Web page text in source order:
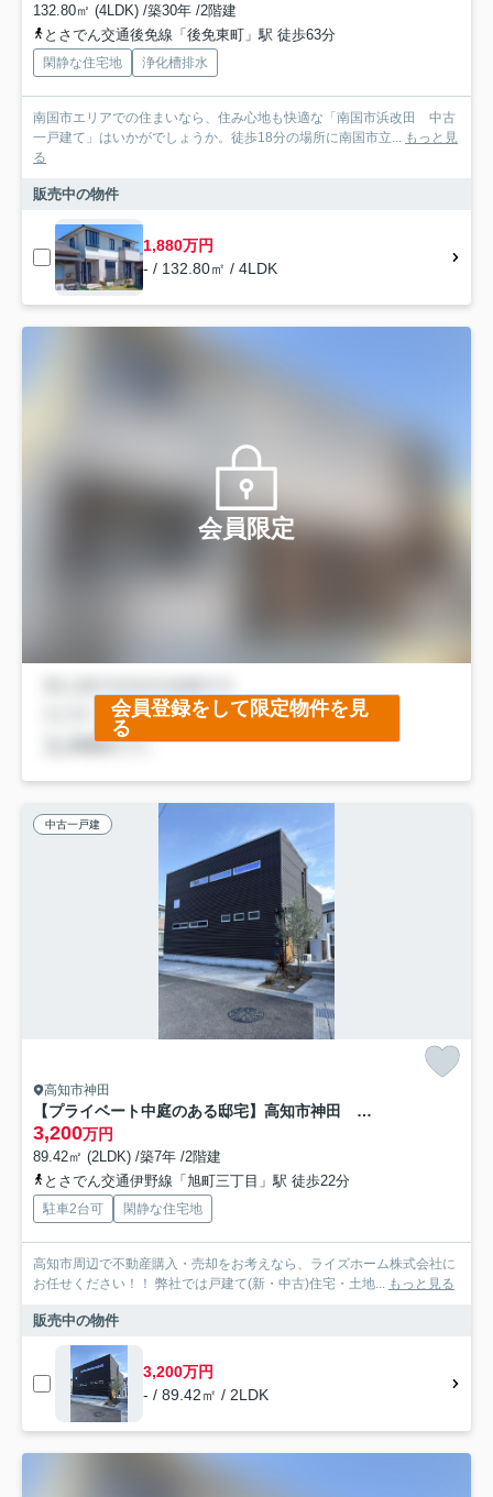
132.80㎡ (4LDK) /築30年 /2階建
とさでん交通後免線「後免東町」駅 徒歩63分
閑静な住宅地 浄化槽排水
南国市エリアでの住まいなら、住み心地も快適な「南国市浜改田 中古
一戸建て」はいかがでしょうか。徒歩18分の場所に南国市立... もっと見
る
販売中の物件
1,880万円
- / 132.80㎡ / 4LDK
会員限定
会員登録をして限定物件を見
る
中古一戸建
高知市神田
【プライベート中庭のある邸宅】高知市神田 中古一戸建て
3,200万円
89.42㎡ (2LDK) /築7年 /2階建
とさでん交通伊野線「旭町三丁目」駅 徒歩22分
駐車2台可 閑静な住宅地
高知市周辺で不動産購入・売却をお考えなら、ライズホーム株式会社に
お任せください！！ 弊社では戸建て(新・中古)住宅・土地... もっと見る
販売中の物件
3,200万円
- / 89.42㎡ / 2LDK